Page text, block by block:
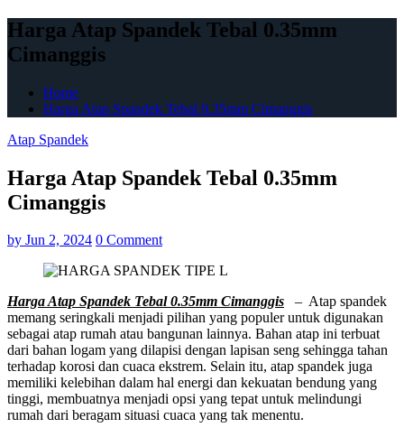
Harga Atap Spandek Tebal 0.35mm
Cimanggis
Home
Harga Atap Spandek Tebal 0.35mm Cimanggis
Atap Spandek
Harga Atap Spandek Tebal 0.35mm
Cimanggis
by Jun 2, 2024 0 Comment
Harga Atap Spandek Tebal 0.35mm Cimanggis – Atap spandek
memang seringkali menjadi pilihan yang populer untuk digunakan
sebagai atap rumah atau bangunan lainnya. Bahan atap ini terbuat
dari bahan logam yang dilapisi dengan lapisan seng sehingga tahan
terhadap korosi dan cuaca ekstrem. Selain itu, atap spandek juga
memiliki kelebihan dalam hal energi dan kekuatan bendung yang
tinggi, membuatnya menjadi opsi yang tepat untuk melindungi
rumah dari beragam situasi cuaca yang tak menentu.